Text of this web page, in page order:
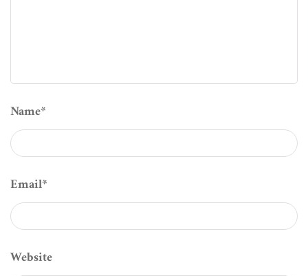
Name*
Email*
Website